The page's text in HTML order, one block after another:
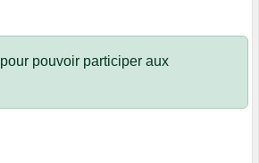
pour pouvoir participer aux